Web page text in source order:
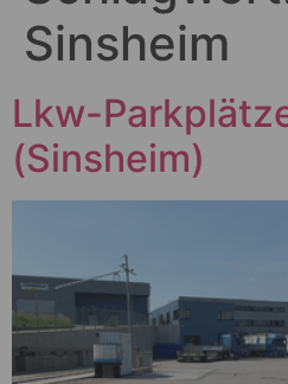
Sinsheim
Lkw-
(Sinsheim)